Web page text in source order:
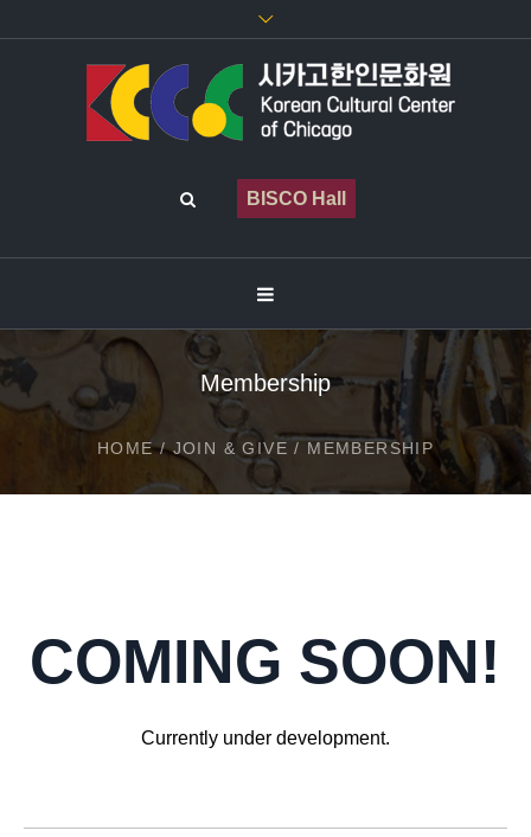
BISCO Hall
Membership
HOME / JOIN & GIVE / MEMBERSHIP
COMING SOON!
Currently under development.